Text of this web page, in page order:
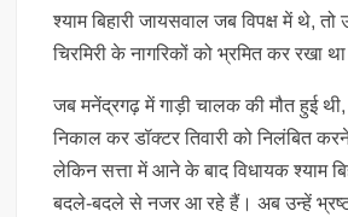
श्याम बिहारी जायसवाल जब विपक्ष में थे, तो
चिरमिरी के नागरिकों को भ्रमित कर रखा
जब मनेंद्रगढ़ में गाड़ी चालक की मौत हुई
निकाल कर डॉक्टर तिवारी को निलंबित
लेकिन सत्ता में आने के बाद विधायक श्याम
बदले-बदले से नजर आ रहे हैं। अब उन्हें